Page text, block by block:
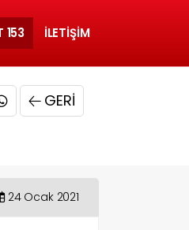
153 İLETIŞIM
GERI
24 Ocak 2021